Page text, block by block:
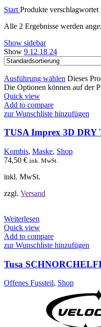
Start Produkte verschlagwortet
Alle 2 Ergebnisse werden
Show sidebar
Show 9 12 18 24
Ausführung wählen Dieses
Die Optionen können auf der
Quick view
Add to compare
zur Wunschliste hinzufügen
TUSA Imprex 3D DRY
Kombis, Maske, Shop
74,50 € ink. MwSt.
inkl. MwSt.
zzgl. Versand
Weiterlesen
Quick view
Add to compare
zur Wunschliste hinzufügen
Tusa
Offenes Fussteil, Shop